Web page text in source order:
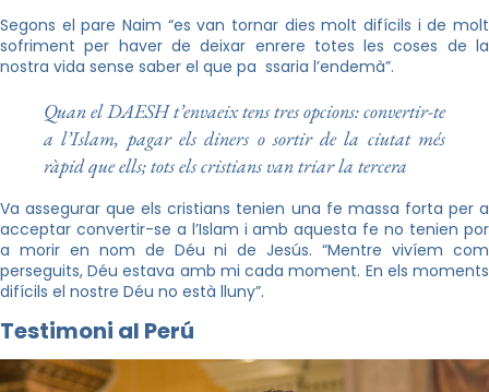
Segons el pare Naim “es van tornar dies molt difícils i de molt
sofriment per haver de deixar enrere totes les coses de la
nostra vida sense saber el que pa ssaria l’endemà”.
Quan el DAESH t’envaeix tens tres opcions: convertir-te
a l’Islam, pagar els diners o sortir de la ciutat més
ràpid que ells; tots els cristians van triar la tercera
Va assegurar que els cristians tenien una fe massa forta per a
acceptar convertir-se a l’Islam i amb aquesta fe no tenien por
a morir en nom de Déu ni de Jesús. “Mentre vivíem com
perseguits, Déu estava amb mi cada moment. En els moments
difícils el nostre Déu no està lluny”.
Testimoni al Perú